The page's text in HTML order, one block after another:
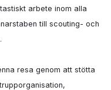
arbete inom alla
till scouting- och
resa genom att stötta